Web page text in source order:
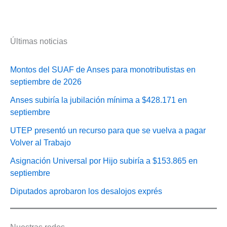
Últimas noticias
Montos del SUAF de Anses para monotributistas en
septiembre de 2026
Anses subiría la jubilación mínima a $428.171 en
septiembre
UTEP presentó un recurso para que se vuelva a pagar
Volver al Trabajo
Asignación Universal por Hijo subiría a $153.865 en
septiembre
Diputados aprobaron los desalojos exprés